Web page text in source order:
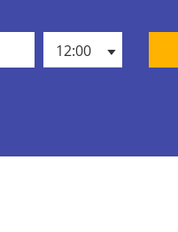
12:00